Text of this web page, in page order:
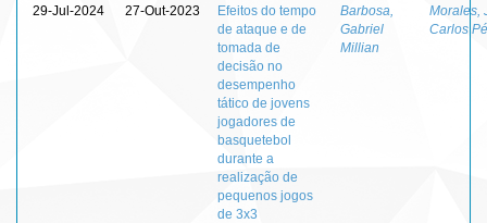
29-Jul-2024 27-Out-2023
Efeitos do tempo
de ataque e de
tomada de
decisão no
desempenho
tático de jovens
jogadores de
basquetebol
durante a
realização de
pequenos jogos
de 3x3
Barbosa,
Gabriel
Millian
Morales,
Carlos